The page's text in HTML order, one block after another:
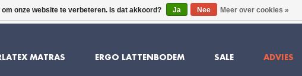
10 JAAR GARANTIE SUPERIEURE KWALITEIT
MATRAS ERGO LATTENBODEM SALE ADVIES
onze website te verbeteren. Is dat akkoord? Ja Nee Meer over cookies »